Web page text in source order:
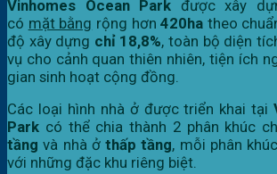
Vinhomes Ocean Park được xây
có mặt bằng rộng hơn420ha theo
độ xây dựng chỉ 18,8%, toàn bộ diện
vụ cho cảnh quan thiên nhiên, tiện ích
gian sinh hoạt cộng đồng.
Các loại hình nhà ở được triển khai tại
Park có thể chia thành 2 phân khúc
tầng và nhà ởthấp tầng, mỗi phân
với những đặc khu riêng biệt.